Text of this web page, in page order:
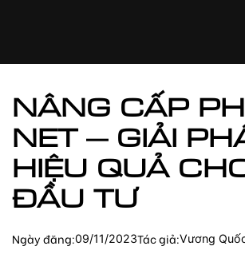
NÂNG CẤP
NET – GIẢI
HIỆU QUẢ
ĐẦU TƯ
Ngày đăng:09/11/2023Tác giả:Vương